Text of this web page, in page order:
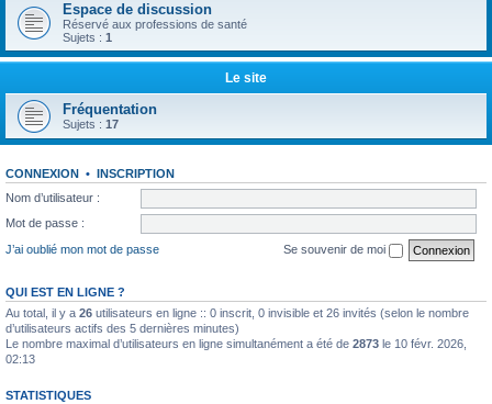
Espace de discussion
Réservé aux professions de santé
Sujets : 1
Le site
Fréquentation
Sujets : 17
CONNEXION • INSCRIPTION
Nom d’utilisateur :
Mot de passe :
J’ai oublié mon mot de passe
Se souvenir de moi
QUI EST EN LIGNE ?
Au total, il y a 26 utilisateurs en ligne :: 0 inscrit, 0 invisible et 26 invités (selon le nombre
d’utilisateurs actifs des 5 dernières minutes)
Le nombre maximal d’utilisateurs en ligne simultanément a été de 2873 le 10 févr. 2026,
02:13
STATISTIQUES